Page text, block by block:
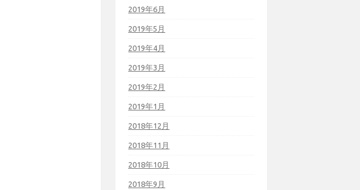
2019年6月
2019年5月
2019年4月
2019年3月
2019年2月
2019年1月
2018年12月
2018年11月
2018年10月
2018年9月